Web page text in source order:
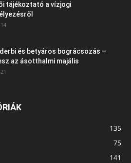
tájékoztató a vízjogi
és betyáros bográcsozás –
az ásotthalmi majális
135
75
141